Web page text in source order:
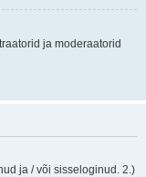
ja moderaatorid
ja / või sisseloginud. 2.)